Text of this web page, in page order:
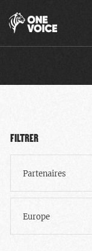
FILTRER
Partenaires
Europe